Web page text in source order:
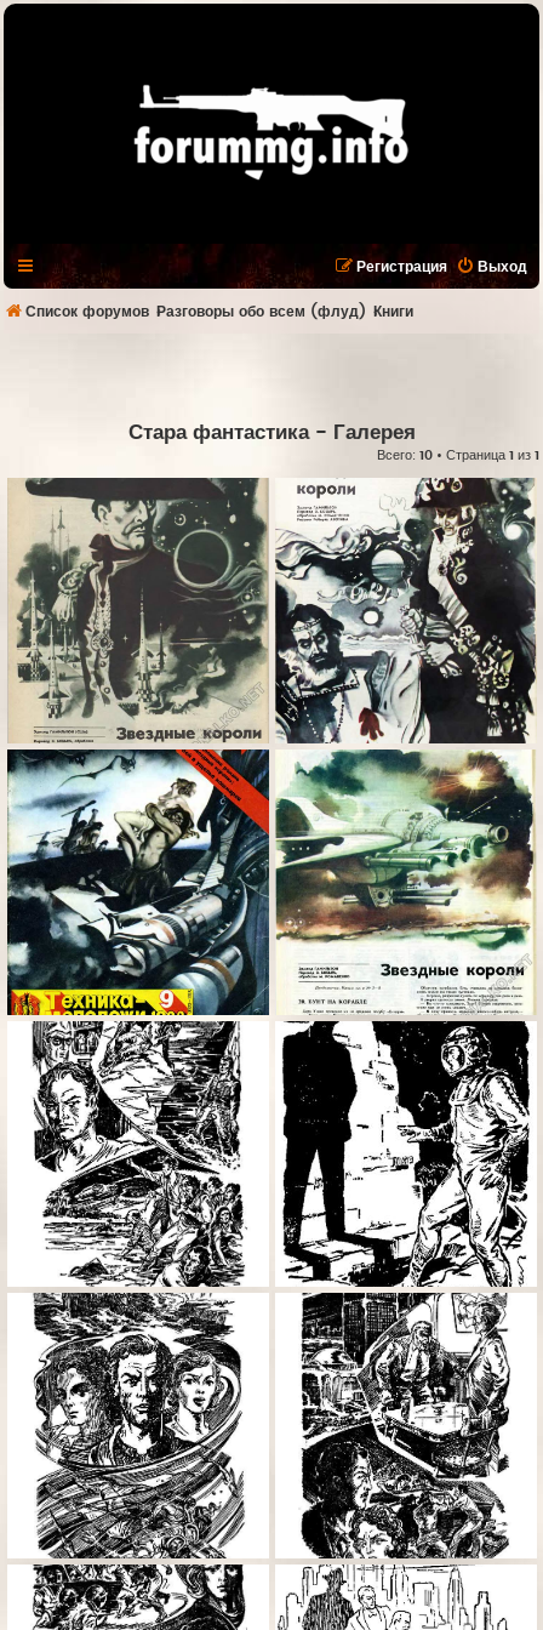
Выход
Регистрация
Список форумов Разговоры обо всем (флуд) Книги
Стара фантастика- Галерея
Всего: 10 • Страница 1 из 1